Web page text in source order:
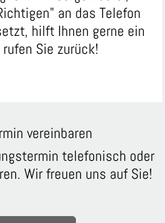
an das Telefon
hilft Ihnen gerne ein
Sie zurück!
vereinbaren
telefonisch oder
Wir freuen uns auf Sie!